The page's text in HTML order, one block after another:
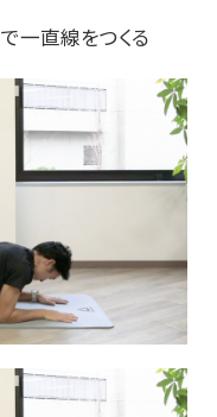
一直線をつくる